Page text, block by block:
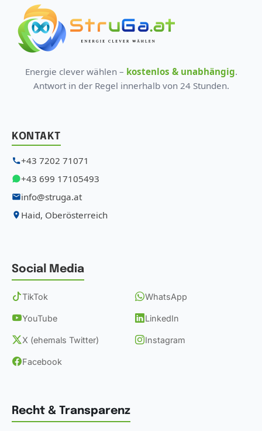
Energie clever wählen – kostenlos & unabhängig.
Antwort in der Regel innerhalb von 24 Stunden.
KONTAKT
+43 7202 71071
+43 699 17105493
info@struga.at
Haid, Oberösterreich
Social Media
TikTok WhatsApp
YouTube LinkedIn
X (ehemals Twitter) Instagram
Facebook
Recht & Transparenz